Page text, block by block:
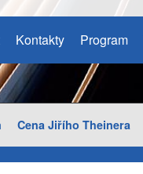
Kontakty Program
Cena Jiřího Theinera